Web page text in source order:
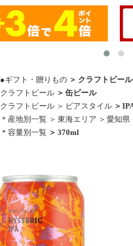
●ギフト・贈りもの
クラフトビー
クラフトビール
缶ビール
クラフトビール
ビアスタイル
＊産地別一覧
東海エリア 愛知県
＊容量別一覧
370ml